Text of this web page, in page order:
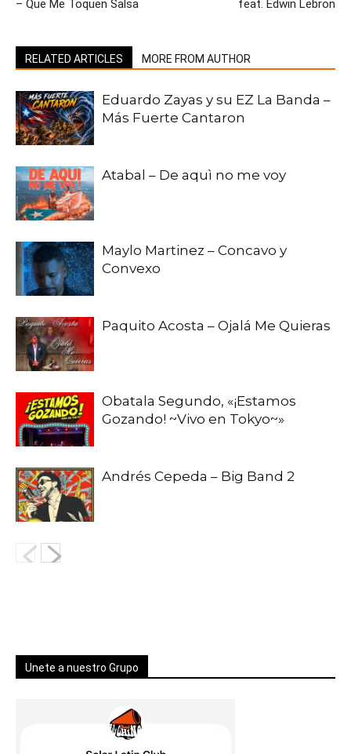
– Que Me Toquen Salsa feat. Edwin Lebron
RELATED ARTICLES MORE FROM AUTHOR
Eduardo Zayas y su EZ La Banda –
Más Fuerte Cantaron
Atabal – De aquì no me voy
Maylo Martinez – Concavo y
Convexo
Paquito Acosta – Ojalá Me Quieras
Obatala Segundo, «¡Estamos
Gozando! ~Vivo en Tokyo~»
Andrés Cepeda – Big Band 2
Unete a nuestro Grupo